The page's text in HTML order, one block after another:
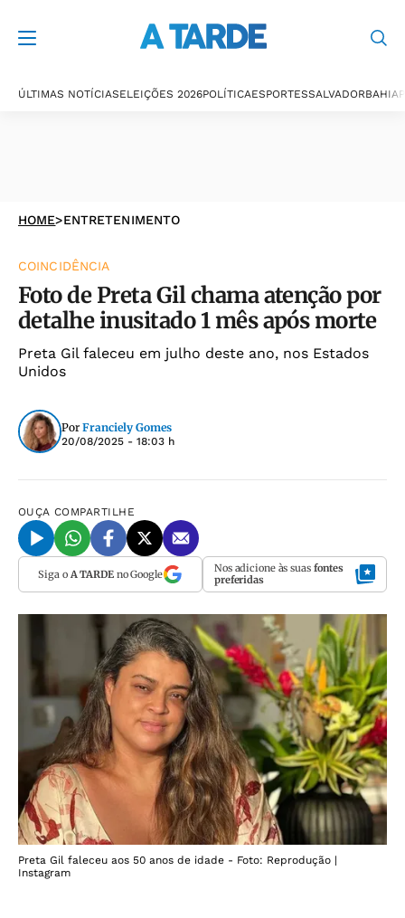
ÚLTIMAS NOTÍCIASELEIÇÕES 2026POLÍTICAESPORTESSALVADORBAHIA
HOME>ENTRETENIMENTO
COINCIDÊNCIA
Foto de Preta Gil chama atenção por
detalhe inusitado 1 mês após morte
Preta Gil faleceu em julho deste ano, nos Estados
Unidos
Por Franciely Gomes
20/08/2025 - 18:03 h
OUÇA COMPARTILHE
Siga o A TARDEno Google Nos adicione às suas fontes
preferidas
Preta Gil faleceu aos 50 anos de idade - Foto: Reprodução |
Instagram